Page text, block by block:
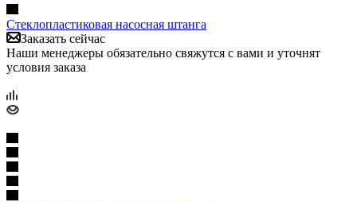
Стеклопластиковая насосная штанга
Заказать сейчас
Наши менеджеры обязательно свяжутся с вами и уточнят
условия заказа